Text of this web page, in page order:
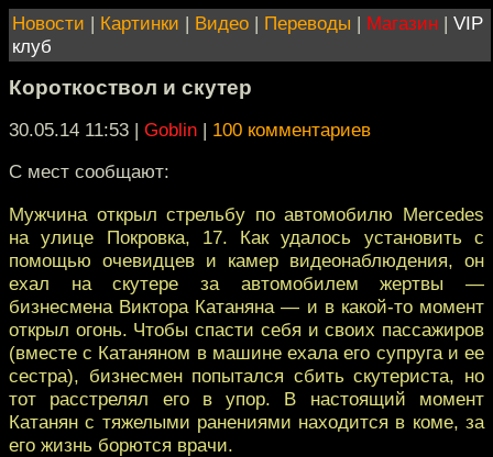
Новости | Картинки | Видео | Переводы | Магазин | VIP
клуб
Короткоствол и скутер
30.05.14 11:53 | Goblin | 100 комментариев
С мест сообщают:
Мужчина открыл стрельбу по автомобилю Mercedes
на улице Покровка, 17. Как удалось установить с
помощью очевидцев и камер видеонаблюдения, он
ехал на скутере за автомобилем жертвы —
бизнесмена Виктора Катаняна — и в какой-то момент
открыл огонь. Чтобы спасти себя и своих пассажиров
(вместе с Катаняном в машине ехала его супруга и ее
сестра), бизнесмен попытался сбить скутериста, но
тот расстрелял его в упор. В настоящий момент
Катанян с тяжелыми ранениями находится в коме, за
его жизнь борются врачи.